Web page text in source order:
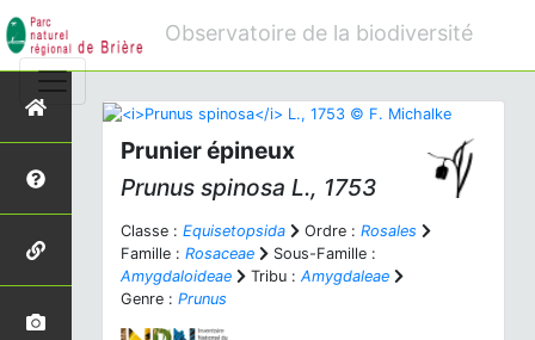
Observatoire de la biodiversité
Prunier épineux
Prunus spinosa L., 1753
Classe : Equisetopsida Ordre : Rosales
Famille : Rosaceae
Sous-Famille :
Amygdaloideae
Tribu : Amygdaleae
Genre : Prunus